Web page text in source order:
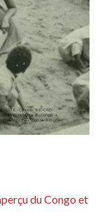
du Congo et